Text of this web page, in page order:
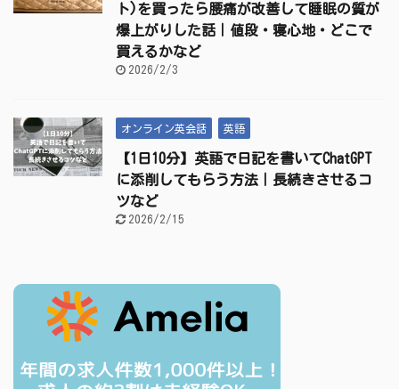
ト)を買ったら腰痛が改善して睡眠の質が
爆上がりした話｜値段・寝心地・どこで
買えるかなど
2026/2/3
オンライン英会話 英語
【1日10分】英語で日記を書いてChatGPT
に添削してもらう方法｜長続きさせるコ
ツなど
2026/2/15